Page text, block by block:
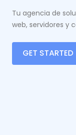
Tu agencia de
web, servidores y
GET STARTED